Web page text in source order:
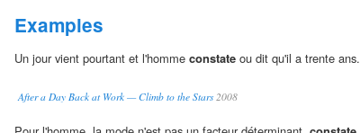
Examples
Un jour vient pourtant et l'homme constate ou dit qu'il a trente ans.
After a Day Back at Work — Climb to the Stars2008